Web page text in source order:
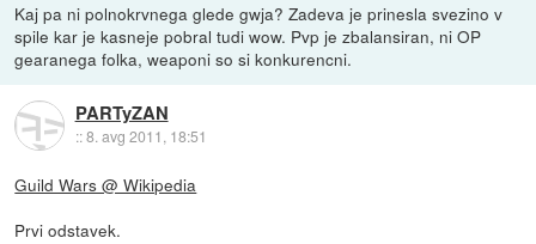
Kaj pa ni polnokrvnega glede gwja? Zadeva je prinesla svezino v
spile kar je kasneje pobral tudi wow. Pvp je zbalansiran, ni OP
gearanega folka, weaponi so si konkurencni.
PARTyZAN
::8. avg 2011, 18:51
Guild Wars @ Wikipedia
Prvi odstavek.